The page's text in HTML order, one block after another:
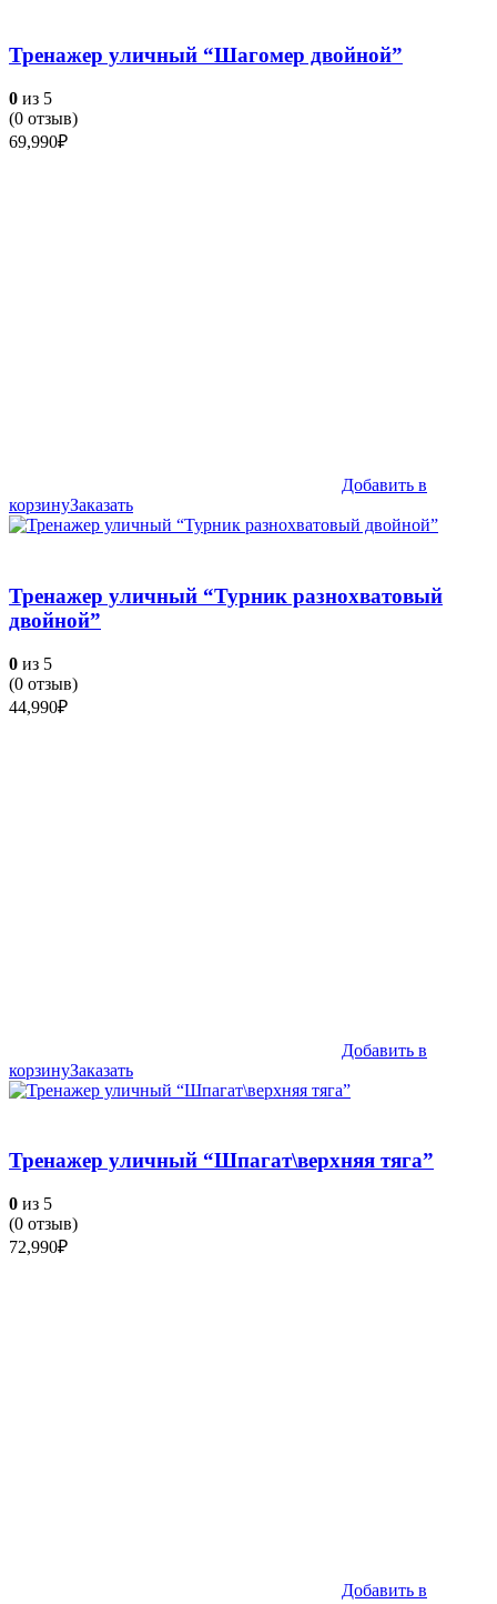
Тренажер уличный “Шагомер двойной”
0 из 5
(0 отзыв)
69,990₽
Добавить в
корзинуЗаказать
Тренажер уличный “Турник разнохватовый
двойной”
0 из 5
(0 отзыв)
44,990₽
Добавить в
корзинуЗаказать
Тренажер уличный “Шпагат\верхняя тяга”
0 из 5
(0 отзыв)
72,990₽
Добавить в